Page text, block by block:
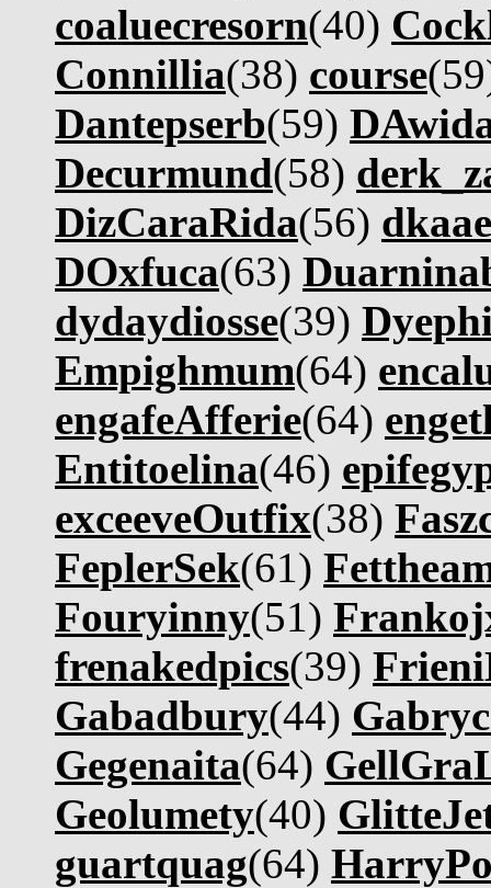
coaluecresorn(40)
Connillia(38) course
Dantepserb(59)
Decurmund(58)
DizCaraRida(56)
DOxfuca(63)
dydaydiosse(39)
Empighmum(64)
engafeAfferie(64)
Entitoelina(46)
exceeveOutfix(38)
FeplerSek(61)
Fouryinny(51)
frenakedpics(39)
Gabadbury(44)
Gegenaita(64)
Geolumety(40)
guartquag(64)